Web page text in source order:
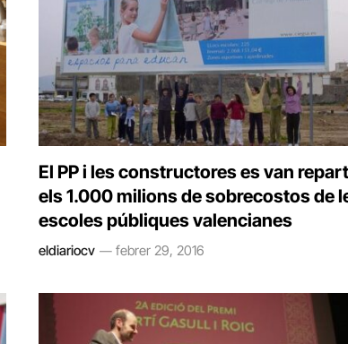
El PP i les constructores es van
els 1.000 milions de sobrecostos de
escoles públiques valencianes
eldiariocv febrer 29, 2016